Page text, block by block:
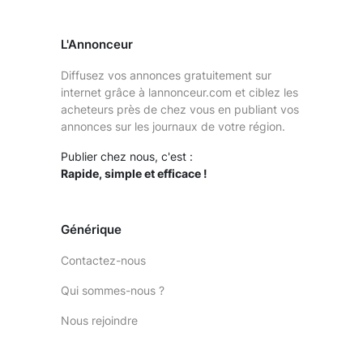
L'Annonceur
Diffusez vos annonces gratuitement sur
internet grâce à lannonceur.com et ciblez les
acheteurs près de chez vous en publiant vos
annonces sur les journaux de votre région.
Publier chez nous, c'est :
Rapide, simple et efficace !
Générique
Contactez-nous
Qui sommes-nous ?
Nous rejoindre